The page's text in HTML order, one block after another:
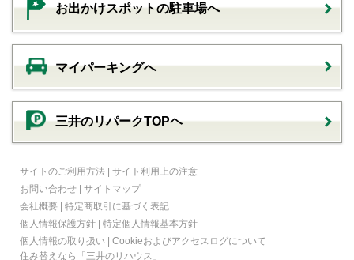
お出かけスポットの駐車場へ
マイパーキングへ
三井のリパークTOPヘ
サイトのご利用方法 | サイト利用上の注意
お問い合わせ | サイトマップ
会社概要 | 特定商取引に基づく表記
個人情報保護方針 | 特定個人情報基本方針
個人情報の取り扱い | Cookieおよびアクセスログについて
住み替えなら
「三井のリハウス」